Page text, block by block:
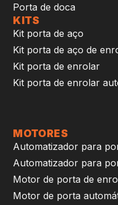
Porta de doca
KITS
Kit porta de aço
Kit porta de aço de
Kit porta de enrolar
Kit porta de enrolar
MOTORES
Automatizador para
Automatizador para
Motor de porta de
Motor de porta